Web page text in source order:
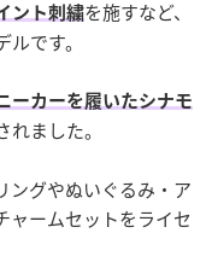
ント刺繍を施すなど、
です。
ーカーを履いたシナモ
ました。
ングやぬいぐるみ・ア
ャームセットをライセ